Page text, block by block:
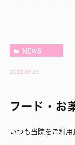
NEWS
2022.05.25
フード・お
いつも当院をご利用